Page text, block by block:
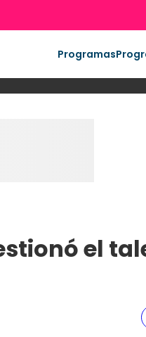
Programas
el